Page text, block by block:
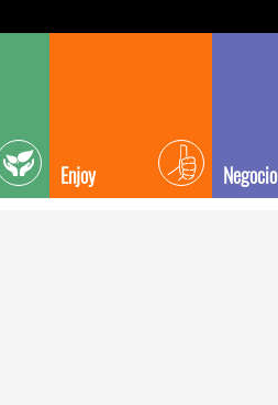
Enjoy Negocio